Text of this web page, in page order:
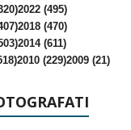
2022 (495)
2018 (470)
2014 (611)
2010 (229)2009 (21)